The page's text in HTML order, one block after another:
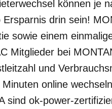
können je
drin sein!
sowie einem
Mitglieder bei
und
online
sind ok-power-